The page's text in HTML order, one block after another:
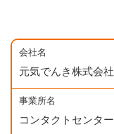
会社名
元気でんき株式会社
事業所名
コンタクトセンター